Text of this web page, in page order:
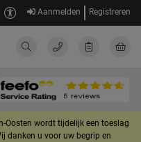
Aanmelden Registreren
Oosten wordt tijdelijk een toeslag
danken u voor uw begrip en